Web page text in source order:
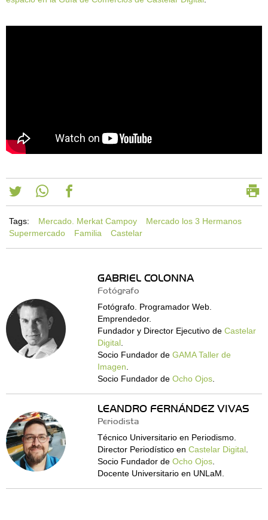
Tags: Mercado. Merkat Campoy
Mercado los 3 Hermanos
Supermercado
Familia Castelar
GABRIEL COLONNA
Fotógrafo
Fotógrafo. Programador Web.
Emprendedor.
Fundador y Director Ejecutivo de Castelar
Digital.
Socio Fundador de GAMA Taller de
Imagen
Socio Fundador de Ocho Ojos.
LEANDRO FERNÁNDEZ VIVAS
Periodista
Técnico Universitario en Periodismo.
Director Periodístico en Castelar Digital.
Socio Fundador de Ocho Ojos.
Docente Universitario en UNLaM.